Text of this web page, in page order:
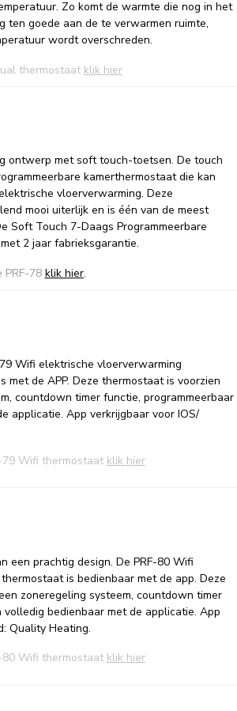
Zo komt de warmte die nog in het
ten goede aan de te verwarmen ruimte,
wordt overschreden.
thermostaat klik hier
ontwerp met soft touch-toetsen. De touch
kamerthermostaat die kan
vloerverwarming. Deze
mooi uiterlijk en is één van de meest
Soft Touch 7-Daags Programmeerbare
2 jaar fabrieksgarantie.
PRF-78 klik hier.
Wifi elektrische vloerverwarming
met de APP. Deze thermostaat is voorzien
countdown timer functie, programmeerbaar
applicatie. App verkrijgbaar voor IOS/
79 Wifi thermostaat klik hier
een prachtig design. De PRF-80 Wifi
is bedienbaar met de app. Deze
zoneregeling systeem, countdown timer
bedienbaar met de applicatie. App
Quality Heating.
80 Wifi thermostaat klik hier